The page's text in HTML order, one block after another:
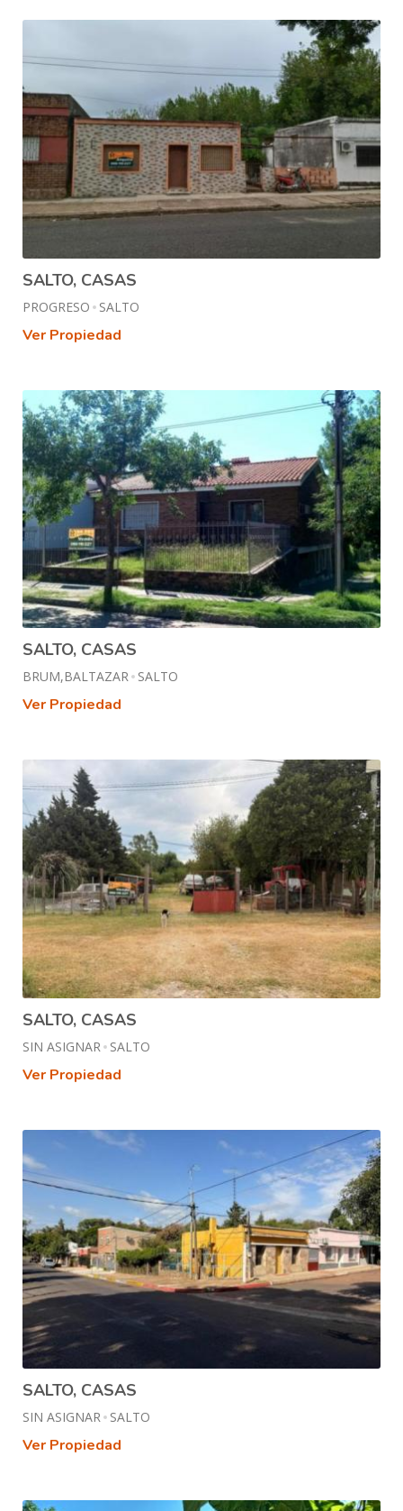
SALTO, CASAS
PROGRESO SALTO
Ver Propiedad
SALTO, CASAS
BRUM,BALTAZAR SALTO
Ver Propiedad
SALTO, CASAS
SIN ASIGNAR SALTO
Ver Propiedad
SALTO, CASAS
SIN ASIGNAR SALTO
Ver Propiedad